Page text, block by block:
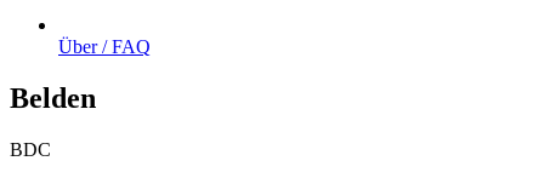
Über / FAQ
Belden
BDC